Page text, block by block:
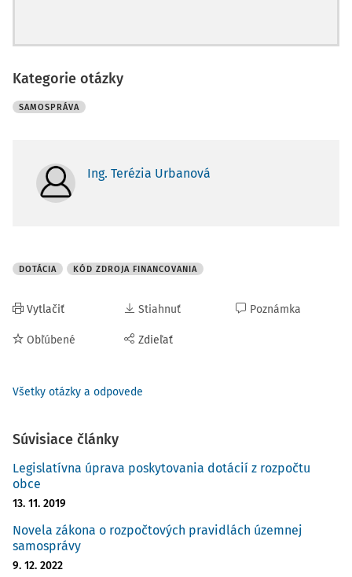
Kategorie otázky
SAMOSPRÁVA
Ing. Terézia Urbanová
DOTÁCIA KÓD ZDROJA FINANCOVANIA
Vytlačiť
Obľúbené
Stiahnuť
Zdieľať
Poznámka
Všetky otázky a odpovede
Súvisiace články
Legislatívna úprava poskytovania dotácií z rozpočtu
obce
13. 11. 2019
Novela zákona o rozpočtových pravidlách územnej
samosprávy
9. 12. 2022